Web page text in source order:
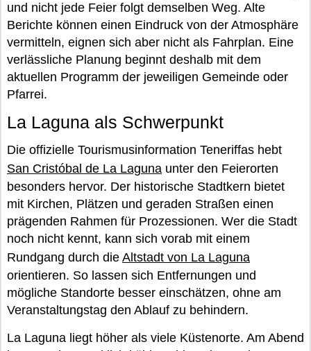
und nicht jede Feier folgt demselben Weg. Alte
Berichte können einen Eindruck von der Atmosphäre
vermitteln, eignen sich aber nicht als Fahrplan. Eine
verlässliche Planung beginnt deshalb mit dem
aktuellen Programm der jeweiligen Gemeinde oder
Pfarrei.
La Laguna als Schwerpunkt
Die offizielle Tourismusinformation Teneriffas hebt
San Cristóbal de La Laguna unter den Feierorten
besonders hervor. Der historische Stadtkern bietet
mit Kirchen, Plätzen und geraden Straßen einen
prägenden Rahmen für Prozessionen. Wer die Stadt
noch nicht kennt, kann sich vorab mit einem
Rundgang durch die Altstadt von La Laguna
orientieren. So lassen sich Entfernungen und
mögliche Standorte besser einschätzen, ohne am
Veranstaltungstag den Ablauf zu behindern.
La Laguna liegt höher als viele Küstenorte. Am Abend